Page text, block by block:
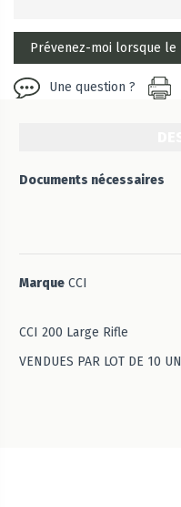
Une question ?
Documents nécessaires
Marque CCI
CCI 200 Large Rifle
VENDUES PAR LOT DE 10